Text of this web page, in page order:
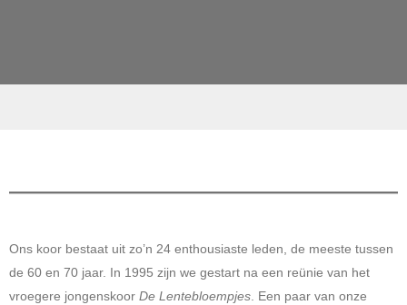
Ons koor bestaat uit zo’n 24 enthousiaste leden, de meeste tussen
de 60 en 70 jaar. In 1995 zijn we gestart na een reünie van het
vroegere jongenskoor De Lentebloempjes . Een paar van onze